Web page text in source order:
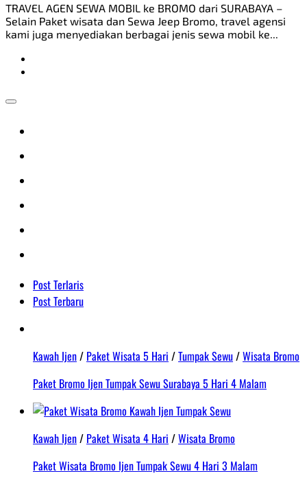
TRAVEL AGEN SEWA MOBIL ke BROMO dari SURABAYA –
Selain Paket wisata dan Sewa Jeep Bromo, travel agensi
kami juga menyediakan berbagai jenis sewa mobil ke...
Post Terlaris
Post Terbaru
Kawah Ijen/ Paket Wisata 5 Hari /Tumpak Sewu/Wisata Bromo
Paket Bromo Ijen Tumpak Sewu Surabaya 5 Hari 4 Malam
Kawah Ijen/ Paket Wisata 4 Hari /Wisata Bromo
Paket Wisata Bromo Ijen Tumpak Sewu 4 Hari 3 Malam